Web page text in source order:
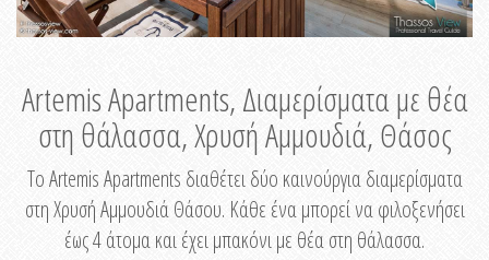
Artemis Apartments, Διαμερίσματα με θέα
στη θάλασσα, Χρυσή Αμμουδιά, Θάσος
Το Artemis Apartments διαθέτει δύο καινούργια διαμερίσματα
στη Χρυσή Αμμουδιά Θάσου. Κάθε ένα μπορεί να φιλοξενήσει
έως 4 άτομα και έχει μπακόνι με θέα στη θάλασσα.